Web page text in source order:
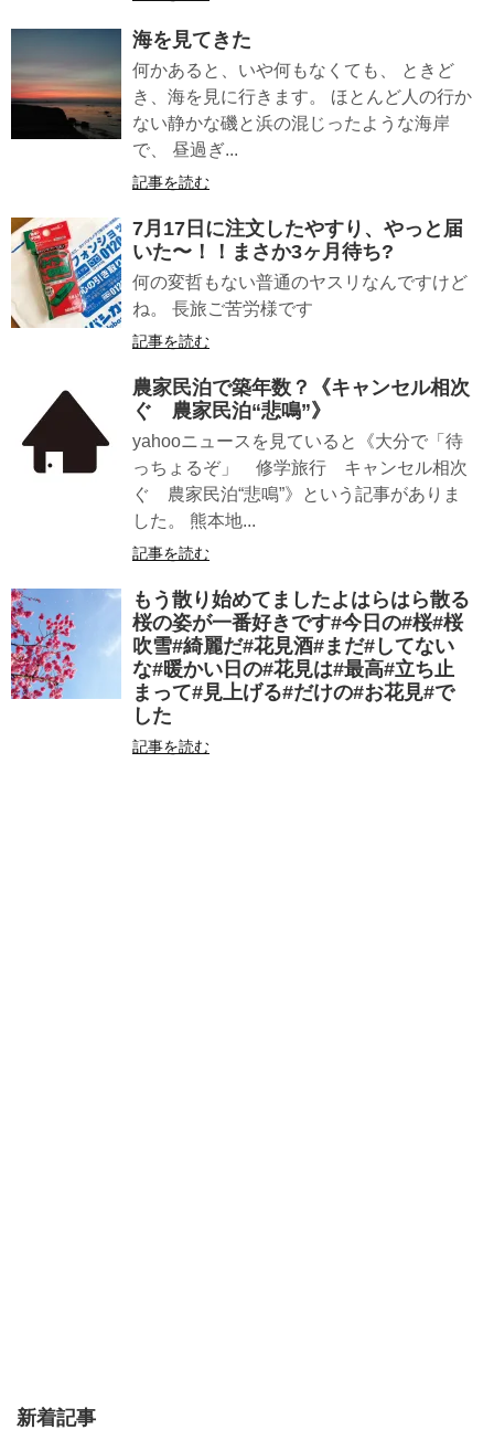
海を見てきた
何かあると、いや何もなくても、 ときど
き、海を見に行きます。 ほとんど人の行か
ない静かな磯と浜の混じったような海岸
で、 昼過ぎ...
記事を読む
7月17日に注文したやすり、やっと届
いた〜！！まさか3ヶ月待ち?
何の変哲もない普通のヤスリなんですけど
ね。 長旅ご苦労様です
記事を読む
農家民泊で築年数？《キャンセル相次
ぐ 農家民泊“悲鳴”》
yahooニュースを見ていると《大分で「待
っちょるぞ」 修学旅行 キャンセル相次
ぐ 農家民泊“悲鳴”》という記事がありま
した。 熊本地...
記事を読む
もう散り始めてましたよはらはら散る
桜の姿が一番好きです#今日の#桜#桜
吹雪#綺麗だ#花見酒#まだ#してない
な#暖かい日の#花見は#最高#立ち止
まって#見上げる#だけの#お花見#で
した
記事を読む
新着記事